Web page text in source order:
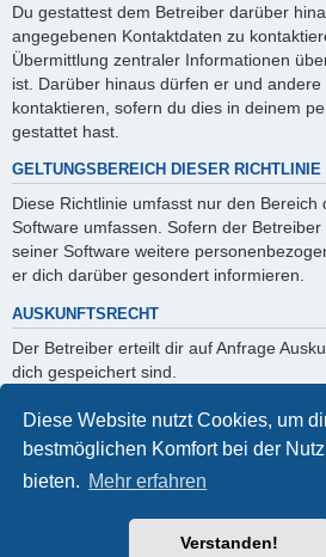
Diese Website nutzt Cookies, um
bestmöglichen Komfort bei der
bieten. Mehr erfahren
Verstanden!
Du gestattest dem Betreiber darüber
angegebenen Kontaktdaten zu
Übermittlung zentraler Informationen
ist. Darüber hinaus dürfen er und andere
kontaktieren, sofern du dies in deinem
gestattet hast.
GELTUNGSBEREICH DIESER RICHTLINIE
Diese Richtlinie umfasst nur den Bereich
Software umfassen. Sofern der
seiner Software weitere
er dich darüber gesondert informieren.
AUSKUNFTSRECHT
Der Betreiber erteilt dir auf Anfrage
dich gespeichert sind.
Du kannst jederzeit die Löschung bzw.
verlangen. Kontaktiere hierzu bitte den
Powered byphpBB® Forum Software